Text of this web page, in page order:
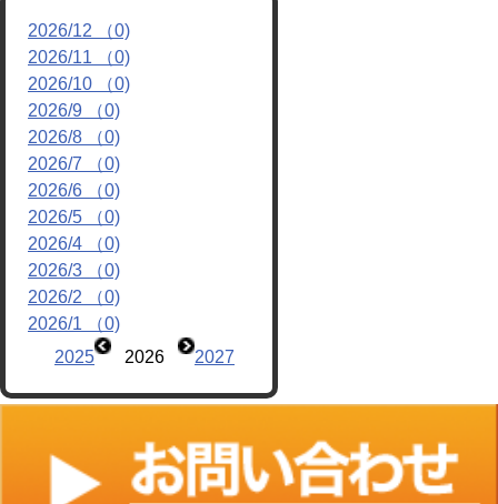
リンク
2026/12 （0)
2026/11 （0)
2026/10 （0)
2026/9 （0)
2026/8 （0)
2026/7 （0)
2026/6 （0)
2026/5 （0)
2026/4 （0)
2026/3 （0)
2026/2 （0)
2026/1 （0)
2025
2026 2027